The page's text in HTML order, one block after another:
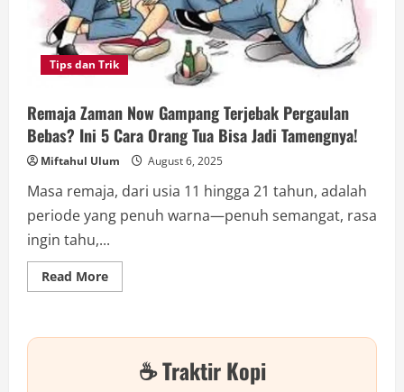
Tips dan Trik
Remaja Zaman Now Gampang Terjebak Pergaulan
Bebas? Ini 5 Cara Orang Tua Bisa Jadi Tamengnya!
Miftahul Ulum August 6, 2025
Masa remaja, dari usia 11 hingga 21 tahun, adalah
periode yang penuh warna—penuh semangat, rasa
ingin tahu,...
Read MoreRead
more
Now
Terjebak
Pergaulan
☕ Traktir Kopi